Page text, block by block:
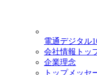
電通デジタル
会社情報トッ
企業理念
トップメッセ